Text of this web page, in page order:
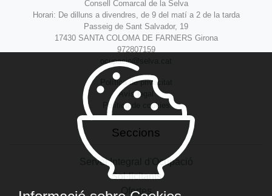
Consell Comarcal de la Selva
Horari: De dilluns a divendres, de 9 del matí a 2 de la tarda
Passeig de Sant Salvador, 19
17430 SANTA COLOMA DE FARNERS Girona
972807159
ocupacio@selva.cat
Política de privacitat
Avís legal
Política de cookies
Seccions
Servei Integral d'Ocupació
Sol·licitants
Ofertes